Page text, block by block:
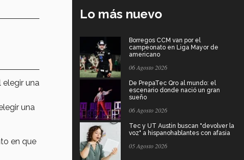
una
elegir una
en que
Lo más nuevo
Borregos CCM van por el
campeonato en Liga Mayor de
americano
06 Agosto 2026
De PrepaTec Qro al mundo: el
escenario donde nació un gran
sueño
06 Agosto 2026
Tec y UT Austin buscan "devolver la
voz" a hispanohablantes con afasia
05 Agosto 2026